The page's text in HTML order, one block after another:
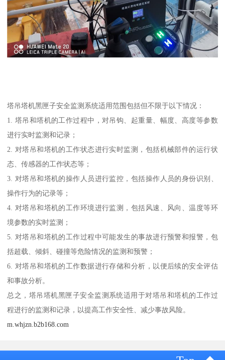
塔吊塔机黑匣子安全监测系统适用范围包括但不限于以下情况：
1. 塔吊和塔机的工作过程中，对吊钩、起重量、幅度、高度等参数
进行实时监测和记录；
2. 对塔吊和塔机的工作状态进行实时监测，包括机械部件的运行状
态、传感器的工作状态等；
3. 对塔吊和塔机的操作人员进行监控，包括操作人员的身份识别、
操作行为的记录等；
4. 对塔吊和塔机的工作环境进行监测，包括风速、风向、温度等环
境参数的实时监测；
5. 对塔吊和塔机的工作过程中可能发生的事故进行预警和报警，包
括超载、倾斜、碰撞等危险情况的监测和预警；
6. 对塔吊和塔机的工作数据进行存储和分析，以便后续的安全评估
和事故分析。
总之，塔吊塔机黑匣子安全监测系统适用于对塔吊和塔机的工作过
程进行的监测和记录，以提高工作安全性、减少事故风险。
m.whjzn.b2b168.com